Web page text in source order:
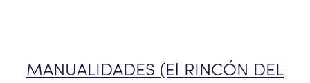
MANUALIDADES (El RINCÓN DEL